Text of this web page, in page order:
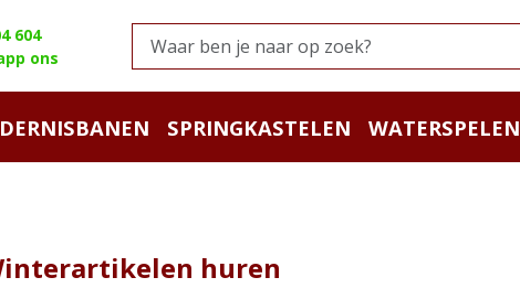
604
ons
SPRINGKASTELEN WATERSPELEN
huren